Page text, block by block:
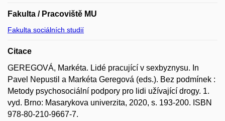
Fakulta / Pracoviště MU
Fakulta sociálních studií
Citace
GEREGOVÁ, Markéta. Lidé pracující v sexbyznysu. In
Pavel Nepustil a Markéta Geregová (eds.). Bez podmínek :
Metody psychosociální podpory pro lidi užívající drogy. 1.
vyd. Brno: Masarykova univerzita, 2020, s. 193-200. ISBN
978-80-210-9667-7.